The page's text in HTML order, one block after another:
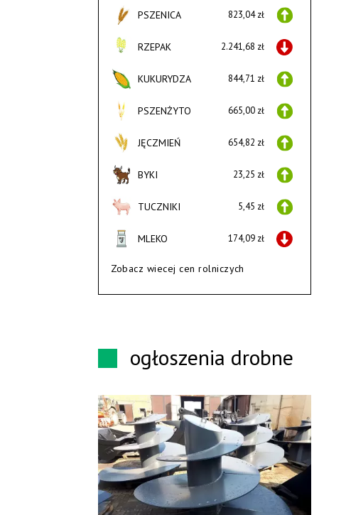
PSZENICA 823,04 zł
RZEPAK 2.241,68 zł
KUKURYDZA 844,71 zł
PSZENŻYTO 665,00 zł
JĘCZMIEŃ 654,82 zł
BYKI 23,25 zł
TUCZNIKI 5,45 zł
MLEKO 174,09 zł
Zobacz wiecej cen rolniczych
ogłoszenia drobne